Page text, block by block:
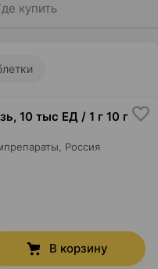
купить
, 10 тыс ЕД / 1 г 10 г
, Россия
В корзину